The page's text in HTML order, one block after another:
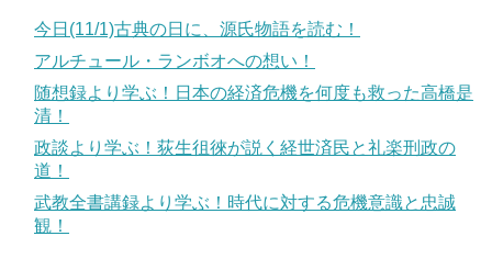
今日(11/1)古典の日に、源氏物語を読む！
アルチュール・ランボオへの想い！
随想録より学ぶ！日本の経済危機を何度も救った高橋是
清！
政談より学ぶ！荻生徂徠が説く経世済民と礼楽刑政の
道！
武教全書講録より学ぶ！時代に対する危機意識と忠誠
観！